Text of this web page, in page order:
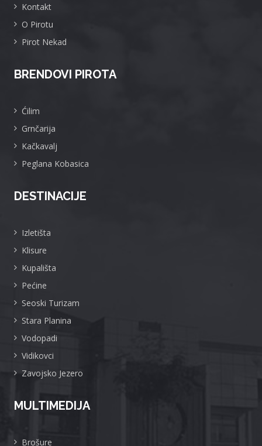
Kontakt
O Pirotu
Pirot Nekad
BRENDOVI PIROTA
Ćilim
Grnčarija
Kačkavalj
Peglana Kobasica
DESTINACIJE
Izletišta
Klisure
Kupališta
Pećine
Seoski Turizam
Stara Planina
Vodopadi
Vidikovci
Zavojsko Jezero
MULTIMEDIJA
Brošure